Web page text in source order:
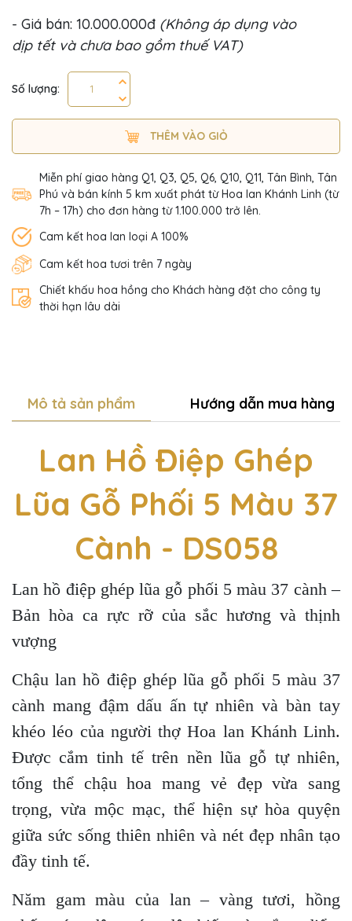
- Giá bán: 10.000.000đ (Không áp dụng vào
dịp tết và chưa bao gồm thuế VAT)
Số lượng:
THÊM VÀO GIỎ
Miễn phí giao hàng Q1, Q3, Q5, Q6, Q10, Q11, Tân Bình, Tân
Phú và bán kính 5 km xuất phát từ Hoa lan Khánh Linh (từ
7h – 17h) cho đơn hàng từ 1.100.000 trở lên.
Cam kết hoa lan loại A 100%
Cam kết hoa tươi trên 7 ngày
Chiết khấu hoa hồng cho Khách hàng đặt cho công ty
thời hạn lâu dài
Mô tả sản phẩm Hướng dẫn mua hàng
Lan Hồ Điệp Ghép
Lũa Gỗ Phối 5 Màu 37
Cành - DS058
Lan hồ điệp ghép lũa gỗ phối 5 màu 37 cành –
Bản hòa ca rực rỡ của sắc hương và thịnh
vượng
Chậu lan hồ điệp ghép lũa gỗ phối 5 màu 37
cành mang đậm dấu ấn tự nhiên và bàn tay
khéo léo của người thợ Hoa lan Khánh Linh.
Được cắm tinh tế trên nền lũa gỗ tự nhiên,
tổng thể chậu hoa mang vẻ đẹp vừa sang
trọng, vừa mộc mạc, thể hiện sự hòa quyện
giữa sức sống thiên nhiên và nét đẹp nhân tạo
đầy tinh tế.
Năm gam màu của lan – vàng tươi, hồng